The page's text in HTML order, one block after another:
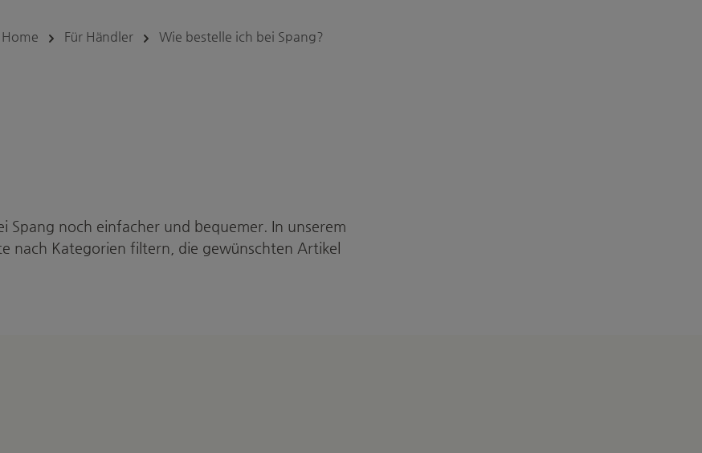
Home Für Händler Wie bestelle ich bei Spang?
Spang noch einfacher und bequemer. In unserem
nach Kategorien filtern, die gewünschten Artikel